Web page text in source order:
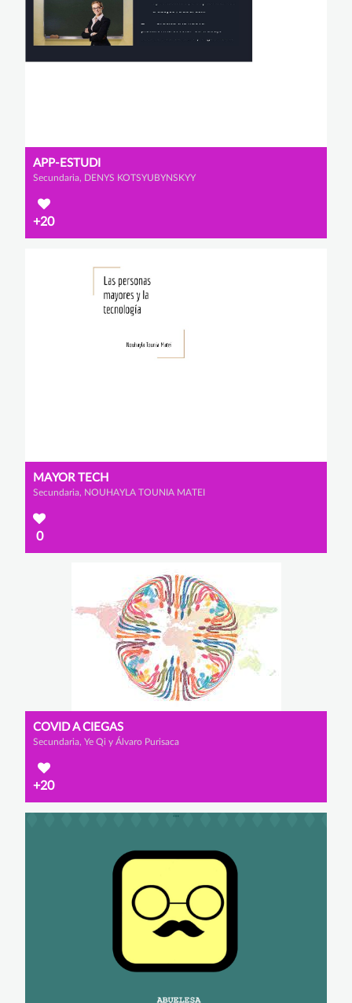
APP-ESTUDI
Secundaria, DENYS KOTSYUBYNSKYY
+20
MAYOR TECH
Secundaria, NOUHAYLA TOUNIA MATEI
0
COVID A CIEGAS
Secundaria, Ye Qi y Álvaro Purisaca
+20